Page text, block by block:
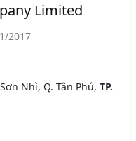
Limited
2017
Nhì, Q. Tân Phú,TP.